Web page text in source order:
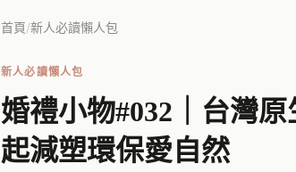
首頁/新人必讀懶人包
新人必讀懶人包
婚禮小物#032｜台灣
起減塑環保愛自然